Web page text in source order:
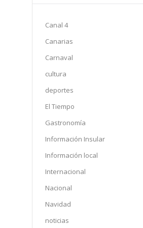
Canal 4
Canarias
Carnaval
cultura
deportes
El Tiempo
Gastronomía
Información Insular
Información local
Internacional
Nacional
Navidad
noticias